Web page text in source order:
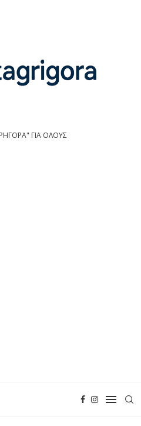
ΓΙΑ ΟΛΟΥΣ